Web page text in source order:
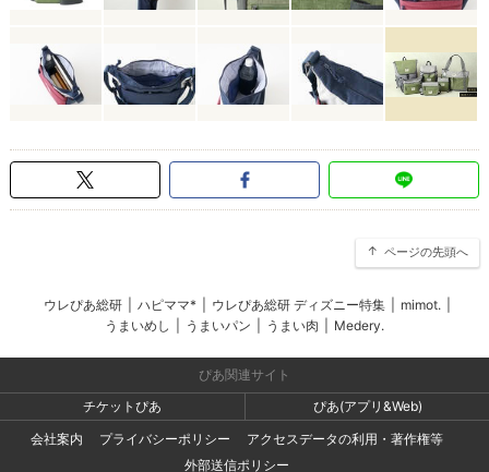
ページの先頭へ
ウレぴあ総研 ハピママ* ウレぴあ総研 ディズニー特集 mimot.
うまいめし
うまいパン うまい肉 Medery.
ぴあ関連サイト
チケットぴあ
ぴあ(アプリ&Web)
会社案内
プライバシーポリシー
アクセスデータの利用・著作権等
外部送信ポリシー